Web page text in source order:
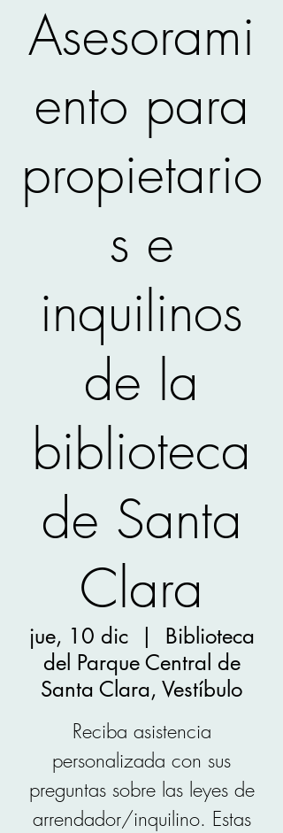
Asesorami
ento para
propietario
s e
inquilinos
de la
biblioteca
de Santa
Clara
jue, 10 dic
  |
Biblioteca
del Parque Central de
Santa Clara, Vestíbulo
Reciba asistencia
personalizada con sus
preguntas sobre las leyes de
arrendador/inquilino. Estas